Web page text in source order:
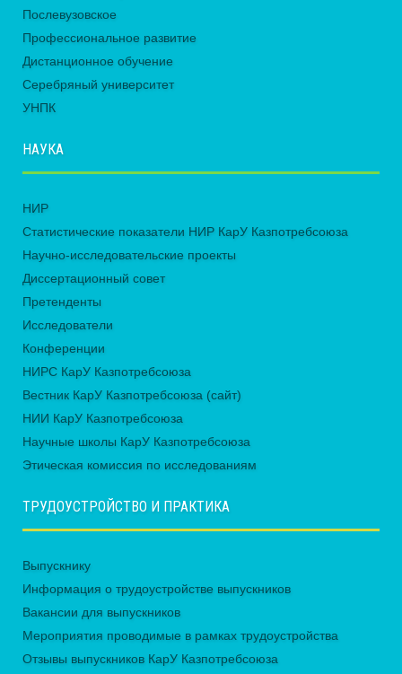
Послевузовское
Профессиональное развитие
Дистанционное обучение
Серебряный университет
УНПК
НАУКА
НИР
Статистические показатели НИР КарУ Казпотребсоюза
Научно-исследовательские проекты
Диссертационный совет
Претенденты
Исследователи
Конференции
НИРС КарУ Казпотребсоюза
Вестник КарУ Казпотребсоюза (сайт)
НИИ КарУ Казпотребсоюза
Научные школы КарУ Казпотребсоюза
Этическая комиссия по исследованиям
ТРУДОУСТРОЙСТВО И ПРАКТИКА
Выпускнику
Информация о трудоустройстве выпускников
Вакансии для выпускников
Мероприятия проводимые в рамках трудоустройства
Отзывы выпускников КарУ Казпотребсоюза